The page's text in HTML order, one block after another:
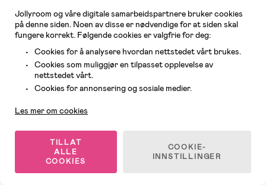
9 IGJEN
3D Figur Tumbler 360 ml,
Veil. Pris: 219 kr Veil. Pris: 269 kr
Jollyroom og våre digitale samarbeidspartnere bruker cookies
på denne siden. Noen av disse er nødvendige for at siden skal
fungere korrekt. Følgende cookies er valgfrie for deg:
Cookies for å analysere hvordan nettstedet vårt brukes.
Cookies som muliggjør en tilpasset opplevelse av
nettstedet vårt.
Cookies for annonsering og sosiale medier.
Les mer om cookies
TILLAT
ALLE
COOKIES
COOKIE-
INNSTILLINGER